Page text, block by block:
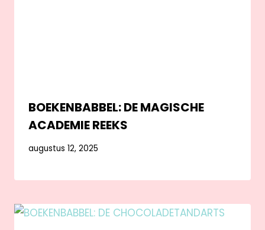
BOEKENBABBEL: DE MAGISCHE
ACADEMIE REEKS
augustus 12, 2025